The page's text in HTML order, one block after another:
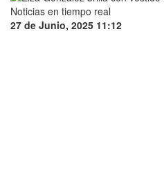
27 de Junio, 2025 11:12